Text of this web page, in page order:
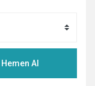
Hemen Al